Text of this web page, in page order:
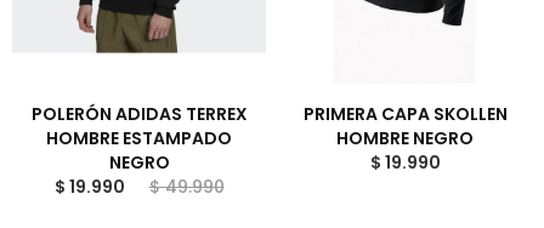
POLERÓN ADIDAS TERREX
HOMBRE ESTAMPADO
NEGRO
$ 19.990
$ 49.990
PRIMERA CAPA SKOLLEN
HOMBRE NEGRO
$ 19.990